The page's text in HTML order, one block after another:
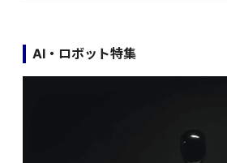
AI・ロボット特集